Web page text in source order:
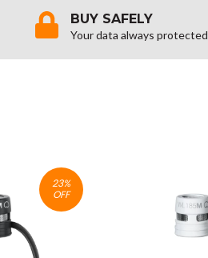
BUY SAFELY
Your data always protected
23%
OFF